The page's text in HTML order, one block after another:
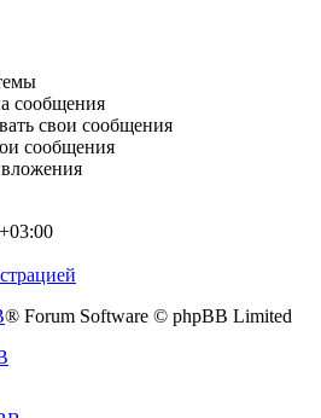
сообщения
свои сообщения
сообщения
вложения
® Forum Software © phpBB Limited